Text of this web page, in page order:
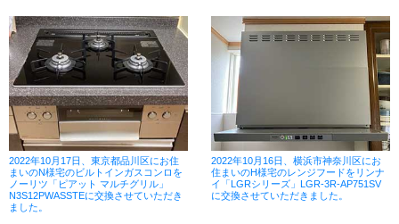
2022年10月17日、東京都品川区にお住
まいのN様宅のビルトインガスコンロを
ノーリツ「ピアット マルチグリル」
N3S12PWASSTEに交換させていただき
ました。
2022年10月16日、横浜市神奈川区にお
住まいのH様宅のレンジフードをリンナ
イ「LGRシリーズ」LGR-3R-AP751SV
に交換させていただきました。